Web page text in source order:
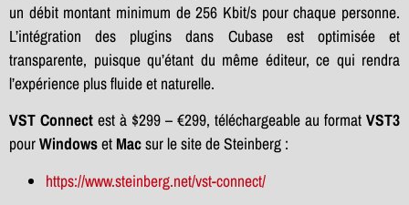
un débit montant minimum de 256 Kbit/s pour chaque personne.
L’intégration des plugins dans Cubase est optimisée et
transparente, puisque qu’étant du même éditeur, ce qui rendra
l’expérience plus fluide et naturelle.
VST Connect est à $299 – €299, téléchargeable au format VST3
pourWindowset Macsur le site de Steinberg :
https://www.steinberg.net/vst-connect/